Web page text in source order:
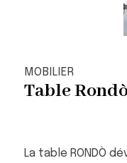
MOBILIER
Table
La table RONDÒ